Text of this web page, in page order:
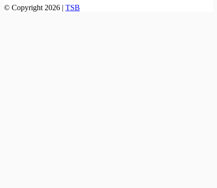
© Copyright 2026 | TSB